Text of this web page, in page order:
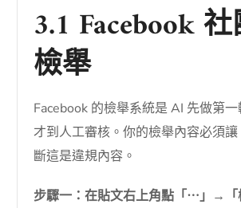
3.1 Facebook
檢舉
Facebook 的檢舉系統是 AI 先做第
才到人工審核。你的檢舉內容必須讓
斷這是違規內容。
步驟一：在貼文右上角點「⋯」→「